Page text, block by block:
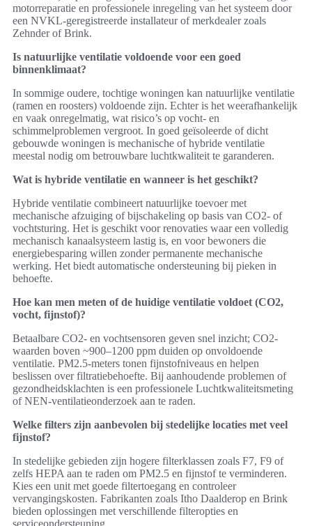
motorreparatie en professionele inregeling van het systeem door
een NVKL-geregistreerde installateur of merkdealer zoals
Zehnder of Brink.
Is natuurlijke ventilatie voldoende voor een goed
binnenklimaat?
In sommige oudere, tochtige woningen kan natuurlijke ventilatie
(ramen en roosters) voldoende zijn. Echter is het weerafhankelijk
en vaak onregelmatig, wat risico’s op vocht- en
schimmelproblemen vergroot. In goed geïsoleerde of dicht
gebouwde woningen is mechanische of hybride ventilatie
meestal nodig om betrouwbare luchtkwaliteit te garanderen.
Wat is hybride ventilatie en wanneer is het geschikt?
Hybride ventilatie combineert natuurlijke toevoer met
mechanische afzuiging of bijschakeling op basis van CO2- of
vochtsturing. Het is geschikt voor renovaties waar een volledig
mechanisch kanaalsysteem lastig is, en voor bewoners die
energiebesparing willen zonder permanente mechanische
werking. Het biedt automatische ondersteuning bij pieken in
behoefte.
Hoe kan men meten of de huidige ventilatie voldoet (CO2,
vocht, fijnstof)?
Betaalbare CO2- en vochtsensoren geven snel inzicht; CO2-
waarden boven ~900–1200 ppm duiden op onvoldoende
ventilatie. PM2.5-meters tonen fijnstofniveaus en helpen
beslissen over filtratiebehoefte. Bij aanhoudende problemen of
gezondheidsklachten is een professionele Luchtkwaliteitsmeting
of NEN-ventilatieonderzoek aan te raden.
Welke filters zijn aanbevolen bij stedelijke locaties met veel
fijnstof?
In stedelijke gebieden zijn hogere filterklassen zoals F7, F9 of
zelfs HEPA aan te raden om PM2.5 en fijnstof te verminderen.
Kies een unit met goede filtertoegang en controleer
vervangingskosten. Fabrikanten zoals Itho Daalderop en Brink
bieden oplossingen met verschillende filteropties en